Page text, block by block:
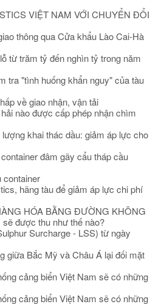
VIỆT NAM VỚI CHUYỂN ĐỔI
thông qua Cửa khẩu Lào Cai-Hà
từ trăm tỷ đến nghìn tỷ trong năm
tra "tình huống khẩn nguy" của tàu
về giao nhận, vận tải
nào được cấp phép nhận chìm
khai thác dầu: giảm áp lực cho
đâm gãy cẩu tháp cầu
container
hãng tàu để giảm áp lực chi phí
HÓA BẰNG ĐƯỜNG KHÔNG
được thu như thế nào?
Surcharge - LSS) từ ngày
giữa Bắc Mỹ và Châu Á lại đối mặt
cảng biển Việt Nam sẽ có những
cảng biển Việt Nam sẽ có những